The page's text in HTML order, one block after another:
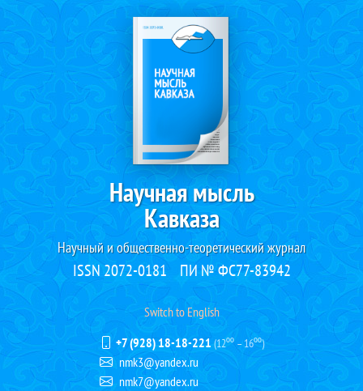
Научная мысль
Кавказа
Научный и общественно-теоретический журнал
ISSN 2072-0181 ПИ № ФС77-83942
Switch to English
+7 (928) 18-18-221(12⁰⁰ – 16⁰⁰)
nmk3@yandex.ru
nmk7@yandex.ru